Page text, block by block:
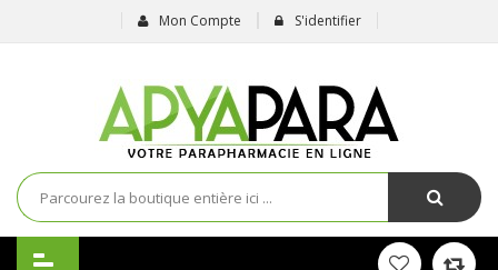
S'identifier
Mon Compte